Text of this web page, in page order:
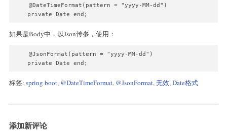
    @DateTimeFormat(pattern = "yyyy-MM-dd")
    private Date end;
如果是Body中，以Json传参，使用：
    @JsonFormat(pattern = "yyyy-MM-dd")
    private Date end;
标签: spring boot, @DateTimeFormat, @JsonFormat,无效,Date格式
添加新评论